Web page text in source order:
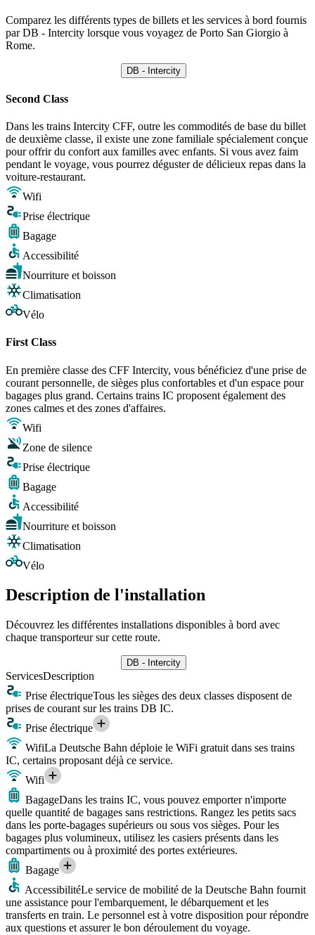
Comparez les différents types de billets et les services à bord fournis
par DB - Intercity lorsque vous voyagez de Porto San Giorgio à
Rome.
DB - Intercity
Second Class
Dans les trains Intercity CFF, outre les commodités de base du billet
de deuxième classe, il existe une zone familiale spécialement conçue
pour offrir du confort aux familles avec enfants. Si vous avez faim
pendant le voyage, vous pourrez déguster de délicieux repas dans la
voiture-restaurant.
Wifi
Prise électrique
Bagage
Accessibilité
Nourriture et boisson
Climatisation
Vélo
First Class
En première classe des CFF Intercity, vous bénéficiez d'une prise de
courant personnelle, de sièges plus confortables et d'un espace pour
bagages plus grand. Certains trains IC proposent également des
zones calmes et des zones d'affaires.
Wifi
Zone de silence
Prise électrique
Bagage
Accessibilité
Nourriture et boisson
Climatisation
Vélo
Description de l'installation
Découvrez les différentes installations disponibles à bord avec
chaque transporteur sur cette route.
DB - Intercity
ServicesDescription
Prise électriqueTous les sièges des deux classes disposent de
prises de courant sur les trains DB IC.
Prise électrique
WifiLa Deutsche Bahn déploie le WiFi gratuit dans ses trains
IC, certains proposant déjà ce service.
Wifi
BagageDans les trains IC, vous pouvez emporter n'importe
quelle quantité de bagages sans restrictions. Rangez les petits sacs
dans les porte-bagages supérieurs ou sous vos sièges. Pour les
bagages plus volumineux, utilisez les casiers présents dans les
compartiments ou à proximité des portes extérieures.
Bagage
AccessibilitéLe service de mobilité de la Deutsche Bahn fournit
une assistance pour l'embarquement, le débarquement et les
transferts en train. Le personnel est à votre disposition pour répondre
aux questions et assurer le bon déroulement du voyage.